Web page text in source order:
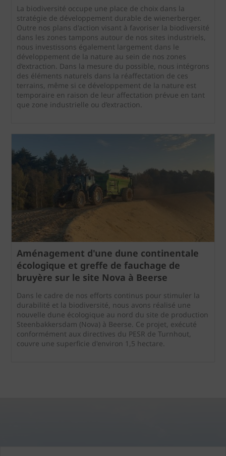
La biodiversité occupe une place de choix dans la
stratégie de développement durable de wienerberger.
Outre nos plans d'action visant à favoriser la biodiversité
dans les zones tampons autour de nos sites industriels,
nous investissons également largement dans le
développement de la nature au sein de nos zones
d’extraction. Dans la mesure du possible, nous intégrons
des éléments naturels dans la réaffectation de ces
terrains, même si ce développement de la nature est
temporaire en raison de leur affectation prévue en tant
que zone industrielle ou d’extraction.
Aménagement d'une dune continentale
écologique et greffe de fauchage de
bruyère sur le site Nova à Beerse
Dans le cadre de nos efforts continus pour stimuler la
durabilité et la biodiversité, nous avons réalisé une
nouvelle dune écologique au nord du site de production
Steenbakkersdam (Nova) à Beerse. Ce projet, exécuté
conformément aux directives du PESR de Turnhout,
couvre une superficie d'environ 1,5 hectare.